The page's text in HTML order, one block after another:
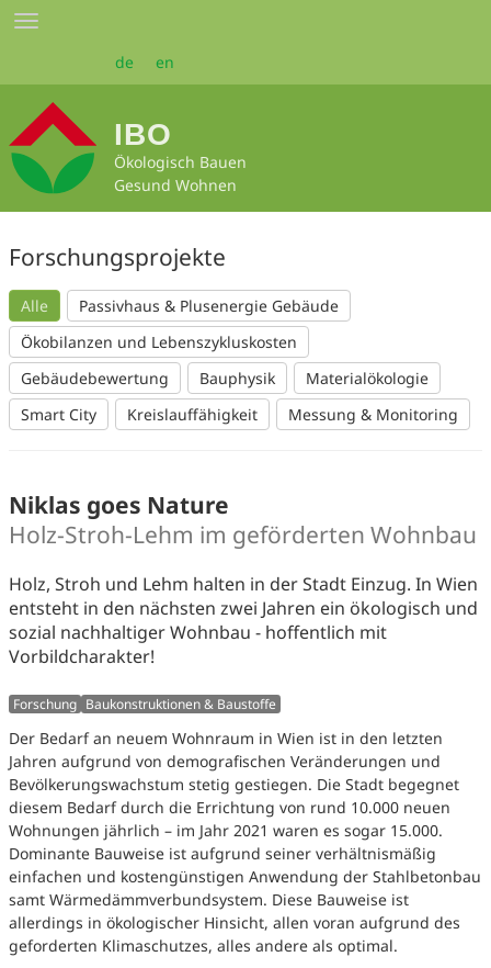
Zum
Seiteninhalt
Toggle
de en
IBO
Ökologisch Bauen
Gesund Wohnen
Forschungsprojekte
Alle
Passivhaus & Plusenergie Gebäude
Ökobilanzen und Lebenszykluskosten
Gebäudebewertung
Bauphysik
Materialökologie
Smart City
Kreislauffähigkeit Messung & Monitoring
Niklas goes Nature
Holz-Stroh-Lehm im geförderten Wohnbau
Holz, Stroh und Lehm halten in der Stadt Einzug. In Wien
entsteht in den nächsten zwei Jahren ein ökologisch und
sozial nachhaltiger Wohnbau - hoffentlich mit
Vorbildcharakter!
Forschung Baukonstruktionen & Baustoffe
Der Bedarf an neuem Wohnraum in Wien ist in den letzten
Jahren aufgrund von demografischen Veränderungen und
Bevölkerungswachstum stetig gestiegen. Die Stadt begegnet
diesem Bedarf durch die Errichtung von rund 10.000 neuen
Wohnungen jährlich – im Jahr 2021 waren es sogar 15.000.
Dominante Bauweise ist aufgrund seiner verhältnismäßig
einfachen und kostengünstigen Anwendung der Stahlbetonbau
samt Wärmedämmverbundsystem. Diese Bauweise ist
allerdings in ökologischer Hinsicht, allen voran aufgrund des
geforderten Klimaschutzes, alles andere als optimal.